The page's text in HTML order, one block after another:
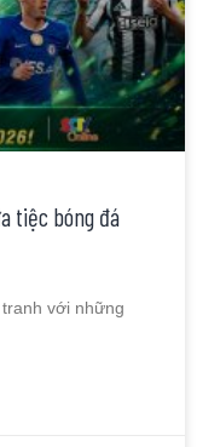
tiệc bóng đá
với những